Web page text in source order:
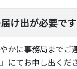
け出が必要で
かに事務局までご
にてお申し出くだ